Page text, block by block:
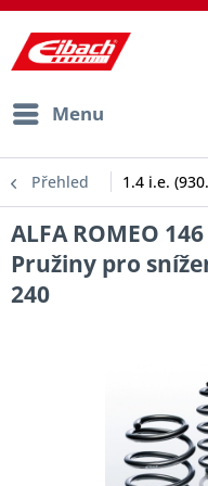
Menu
Přehled 1.4 i.e.
ALFA ROMEO
Pružiny pro
240